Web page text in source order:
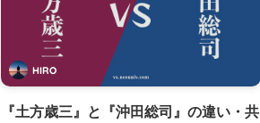
HIRO
『土方歳三』と『沖田総司』の違い・共